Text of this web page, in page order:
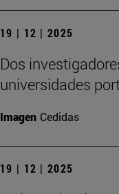
19 | 12 | 2025
Dos
universidades
Imagen Cedidas
19 | 12 | 2025